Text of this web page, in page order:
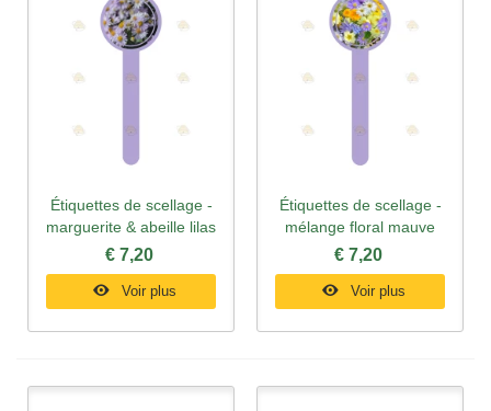
Étiquettes de scellage -
marguerite & abeille lilas
€ 7,20
Voir plus
Étiquettes de scellage -
mélange floral mauve
€ 7,20
Voir plus